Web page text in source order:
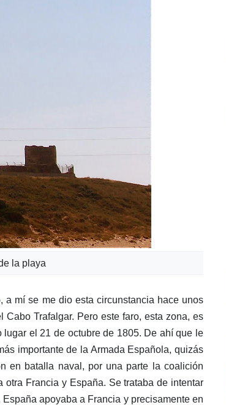
la playa
a mí se me dio esta circunstancia hace unos
Trafalgar. Pero este faro, esta zona, es
lugar el 21 de octubre de 1805. De ahí que le
importante de la Armada Española, quizás
en batalla naval, por una parte la coalición
Francia y España. Se trataba de intentar
apoyaba a Francia y precisamente en